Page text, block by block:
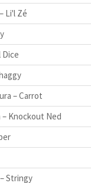
Li'l Zé
Dice
– Carrot
– Knockout Ned
Stringy